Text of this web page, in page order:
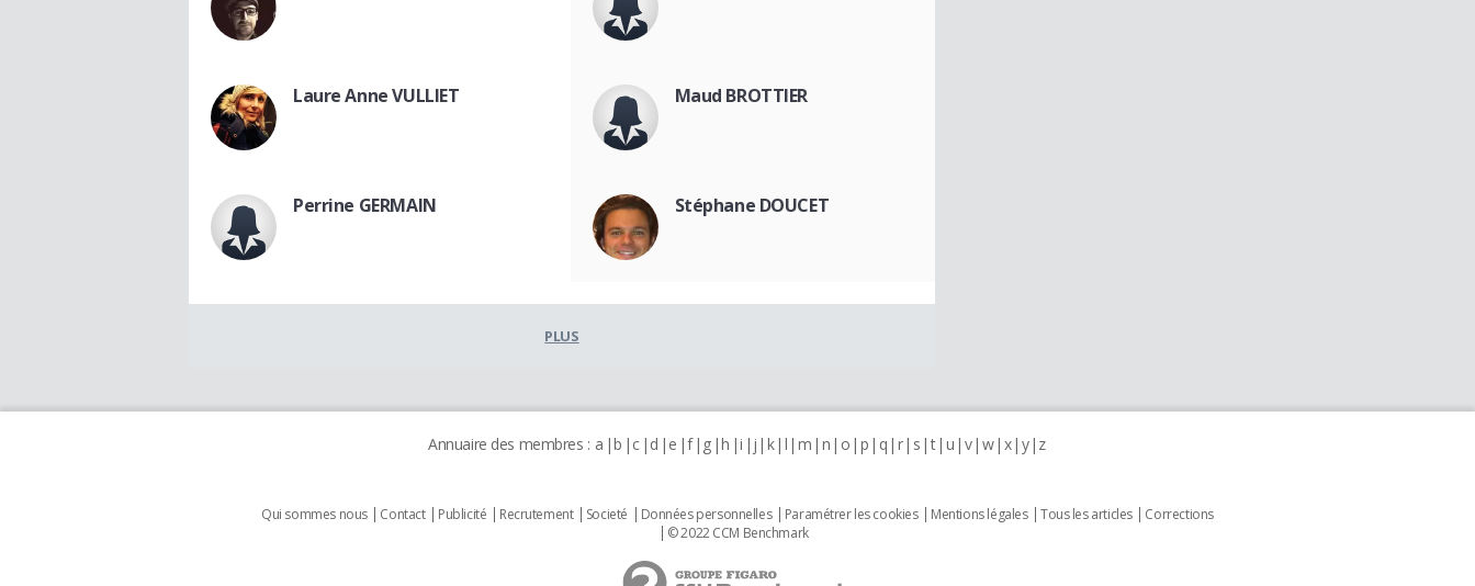
Laure Anne VULLIET Maud BROTTIER
Perrine GERMAIN Stéphane DOUCET
PLUS
Annuaire des membres : a b c d e f g h i j k l m n o p q r s t u v w x y z
Qui sommes nous Contact Publicité Recrutement Societé Données personnelles Paramétrer les cookies Mentions légales Tous les articles
Corrections
© 2022 CCM Benchmark